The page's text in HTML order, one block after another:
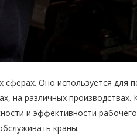
Оно используется для
на различных
и эффективности
краны.